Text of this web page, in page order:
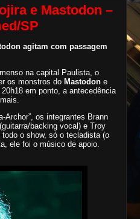
e Mastodon –
SP
agitam com passagem
na capital Paulista, o
os monstros do Mastodon e
em ponto, a antecedência
Archor”, os integrantes Brann
backing vocal) e Troy
o show, só o tecladista (o
ele foi o músico de apoio.